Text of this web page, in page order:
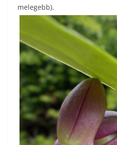
melegebb).